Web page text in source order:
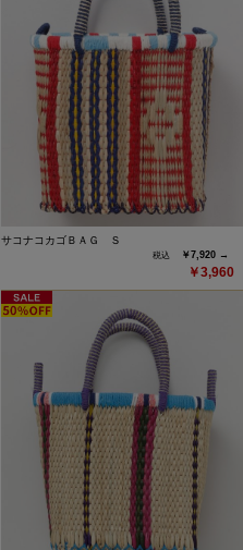
サコナコカゴＢＡＧ Ｓ
￥7,920 →
￥3,960